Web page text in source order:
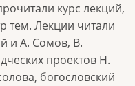
курс лекций,
тем. Лекции читали
и А. Сомов, В.
проектов Н.
богословский